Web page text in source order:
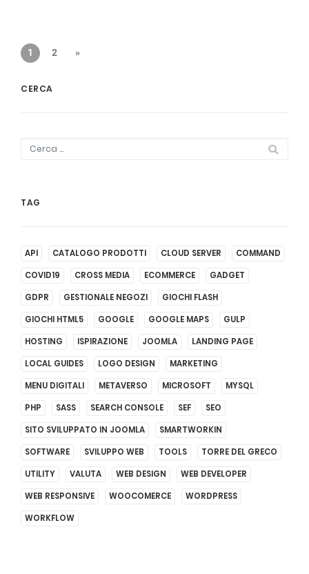
1 2 »
CERCA
TAG
API CATALOGO PRODOTTI CLOUD SERVER
COMMAND
COVID19
CROSS MEDIA ECOMMERCE
GADGET
GDPR
GESTIONALE NEGOZI
GIOCHI FLASH
GIOCHI HTML5
GOOGLE GOOGLE MAPS
GULP
HOSTING
ISPIRAZIONE JOOMLA
LANDING PAGE
LOCAL GUIDES
LOGO DESIGN
MARKETING
MENU DIGITALI
METAVERSO MICROSOFT
MYSQL
PHP
SASS SEARCH CONSOLE SEF
SEO
SITO SVILUPPATO IN JOOMLA
SMARTWORKIN
SOFTWARE
SVILUPPO WEB TOOLS
TORRE DEL GRECO
UTILITY
VALUTA WEB DESIGN
WEB DEVELOPER
WEB RESPONSIVE
WOOCOMERCE
WORDPRESS
WORKFLOW